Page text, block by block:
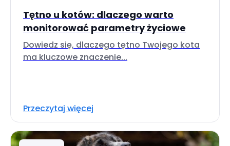
Tętno u kotów: dlaczego warto
monitorować parametry życiowe
Dowiedz się, dlaczego tętno Twojego kota
ma kluczowe znaczenie...
Przeczytaj więcej